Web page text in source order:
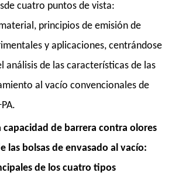
cuatro puntos de vista:
principios de emisión de
y aplicaciones, centrándose
análisis de las características de las
al vacío convencionales de
capacidad de barrera contra olores
las bolsas de envasado al vacío:
de los cuatro tipos